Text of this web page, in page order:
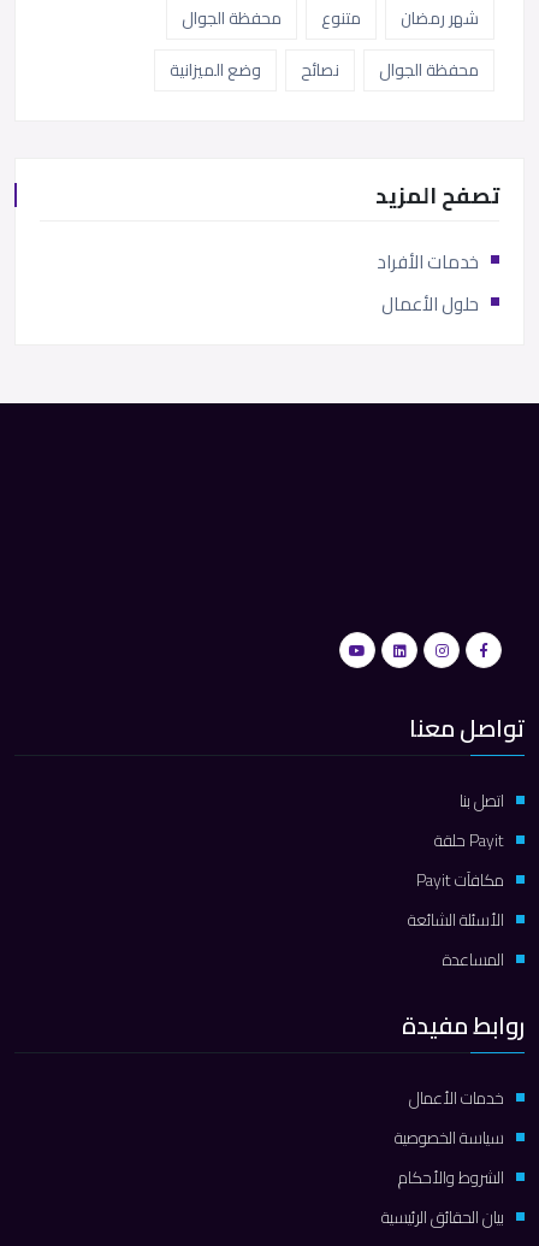
شهر رمضان
متنوع
محفظة الجوال
محفظة الجوال
نصائح وضع الميزانية
تصفح المزيد
خدمات الأفراد
حلول الأعمال
تواصل معنا
اتصل بنا
Payit حلقة
مكافآت Payit
الأسئلة الشائعة
المساعدة
روابط مفيدة
خدمات الأعمال
سياسة الخصوصية
الشروط والأحكام
بيان الحقائق الرئيسية